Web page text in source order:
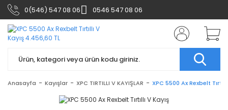
0(546) 547 08 06 0546 547 08 06
Anasayfa Kayışlar XPC TIRTILLI V KAYIŞLAR XPC 5500 Ax Rexbelt